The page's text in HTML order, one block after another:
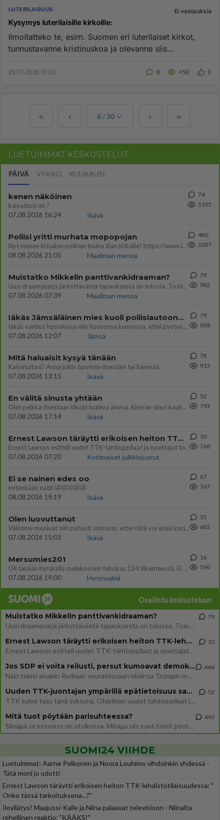
LUTERILAISUUS Ei vastauksia
Kysymys luterilaisille kirkoille:
Ilmoitatteko te, esim. Suomen eri luterilaiset kirkot,
tunnustavanne kristinuskoa ja olevanne siis
29.07.2026 10:02 0 <50 0
8 /30
LUETUIMMAT KESKUSTELUT
PÄIVÄ VIIKKO KUUKAUSI
kenen näköinen
kaivattusi on ?
07.08.2026 16:24
Ikävä
74
1195
Poliisi yritti murhata mopopojan
Nyt menee kissalan poikien touhu liian pitkälle! https://www.is.fi/kotimaa/art-2000012193221.html Karu video mopomiiti
08.08.2026 21:05
Maailman menoa
480
1037
Muistatko Mikkelin panttivankidraaman?
Uusi draamasarja järkyttävästä tapauksesta on tulossa. Tositapahtumiin perustuva sarja ammentaa vuoden 1986 Mikkelin pan
07.08.2026 07:39
Maailman menoa
79
982
Iäkäs Jämsäläinen mies kuoli poliisiautoon matkalla Jyväskylän putkaan
Iäkäs vanhus humalassa niin huonossa kunnossa, ettei pystynyt huolehtimaan itsestään niin ainoa apu sillä hetkellä oli
07.08.2026 12:07
Jämsä
79
938
Mitä haluaisit kysyä tänään
Kaivatultasi? Anna jokin tunniste itsestäni tai hänestä.
07.08.2026 13:15
Ikävä
78
913
En välitä sinusta yhtään
Olet pelkkä itsestään liikoja luuleva ämmä. Kierrän sinut kaukaa nyt ja aina. Olit mulle pelkkä lelu vaan.
07.08.2026 17:14
Ikävä
52
793
Ernest Lawson täräytti erikoisen heiton TTK-lehdistötilaisuudessa: " Onko tässä tarkoituksena...?"
Ernest Lawson esitteli uudet TTK-tähtioppilaat ja opettajat torstaina 6.8. lehdistölle. Tulevalla kaudella on yksi hausk
07.08.2026 07:20
Kotimaiset julkkisjuorut
10
768
Ei se nainen edes oo
mitenkään nätti 🤣🤣🤣🤣🤣
08.08.2026 19:19
Ikävä
67
767
Olen luovuttanut
Välimme menivät niin pahasti solmuun, ettei niitä voi enää korjata. On aika jatkaa elämässä eteenpäin. Toivon sulle kaik
07.08.2026 15:03
Ikävä
35
682
Mersumies201
Oli tänään hyrskällä melekoosen tehokas 124 liikenteessä. Ei paljon vastamäki haitannu....
07.08.2026 19:00
Hyrynsalmi
16
590
Osallistu keskusteluun
Muistatko Mikkelin panttivankidraaman?
Uusi draamasarja järkyttävästä tapauksesta on tulossa. Tositapahtumiin perustuva sarja ammentaa vuoden 1986 Mikkelin pan
79
Ernest Lawson täräytti erikoisen heiton TTK-lehdistötilaisuudessa: " Onko tässä tarkoituksena...?"
Ernest Lawson esitteli uudet TTK-tähtioppilaat ja opettajat torstaina 6.8. lehdistölle. Tulevalla kaudella on yksi hausk
10
Jos SDP ei voita reilusti, persut kumoavat demokratian Suomesta
Näin tekisi ainakin Rydman seuratessaan idolinsa Trumpin mallia https://www.is.fi/politiikka/art-2000012187244.html
666
Uuden TTK-juontajan ympärillä epätietoisuus sakenee - Nyt MTV hämmentää soppaa
TTK tulee taas tänä syksynä. Ohjelman uudet tähtioppilaat julkistetaan torstaina 6. elokuuta klo 14 alkavassa lehdistö
52
Mitä tuot pöytään parisuhteessa?
Siinäpä se kysymys on otsikossa. Mitäpä siis tuot/toisit pöytään parisuhteessa? Oletko mies vai nainen? Koetko sen mitä
493
SUOMI24 VIIHDE
Luetuimmat: Aarne Pelkonen ja Noora Louhimo vihdoinkin yhdessä -
Tätä moni jo odotti
Ernest Lawson täräytti erikoisen heiton TTK-lehdistötilaisuudessa: "
Onko tässä tarkoituksena...?"
Iloyllätys! Maajussi-Kalle ja Niina palaavat televisioon - Niinalta
rehellinen reaktio: "KÄÄKS!"